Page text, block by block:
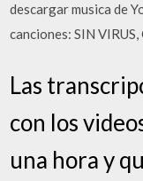
descargar musica de
canciones: SIN
Las
con los
una hora y